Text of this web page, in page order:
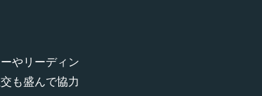
やリーディン
も盛んで協力